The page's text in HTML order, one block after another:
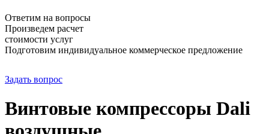
Ответим на вопросы
Произведем расчет
стоимости услуг
Подготовим индивидуальное коммерческое предложение
Задать вопрос
Винтовые компрессоры Dali